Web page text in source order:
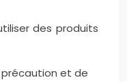
des produits
précaution et de